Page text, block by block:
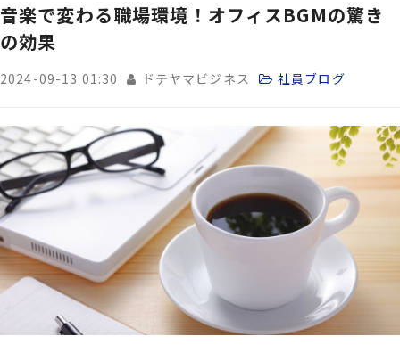
音楽で変わる職場環境！オフィスBGMの驚き
の効果
2024-09-13 01:30 ドテヤマビジネス 社員ブログ